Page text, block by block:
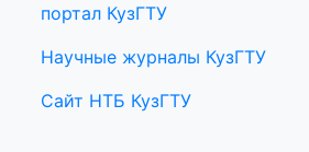
портал КузГТУ
Научные журналы КузГТУ
Сайт НТБ КузГТУ